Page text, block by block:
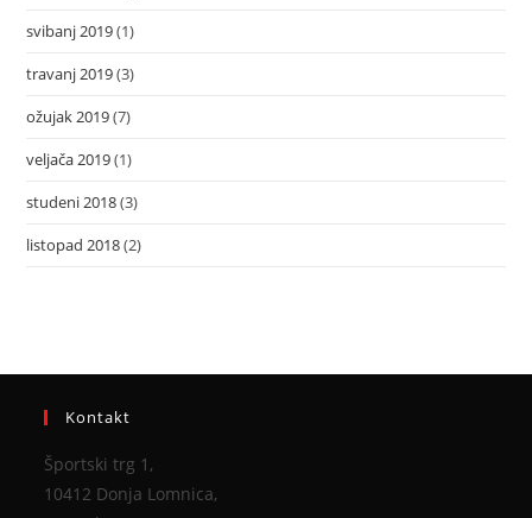
svibanj 2019(1)
travanj 2019(3)
ožujak 2019(7)
veljača 2019(1)
studeni 2018(3)
listopad 2018(2)
Kontakt
Športski trg 1,
10412 Donja Lomnica,